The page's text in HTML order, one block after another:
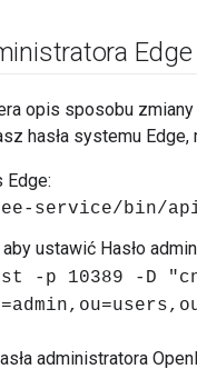
Edge
opis sposobu zmiany
hasła systemu
Edge:
service/bin/
aby ustawić Hasło
-p 10389 -D
administratora